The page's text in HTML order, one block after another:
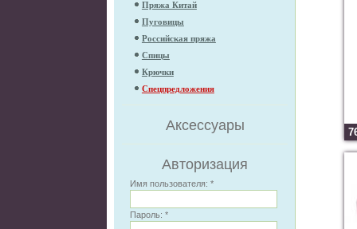
Пряжа Китай
Пуговицы
Российская пряжа
Спицы
Крючки
Спецпредложения
Аксессуары
Авторизация
Имя пользователя:*
Пароль:*